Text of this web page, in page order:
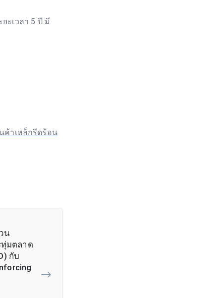
ะเวลา 5 ปี มี
ค้าเหล็กรีดร้อน
น
มตลาด
กับ